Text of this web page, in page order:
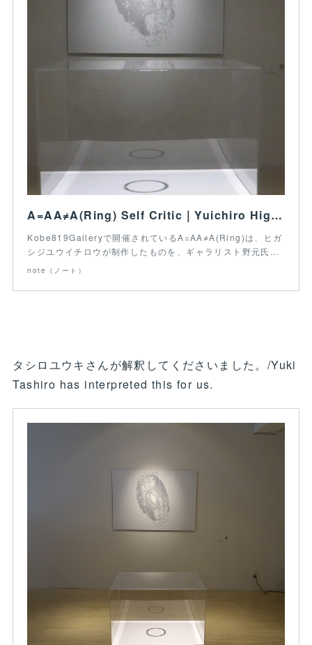
A=AA≠A(Ring) Self Critic｜Yuichiro Higshiji_write｜note
Kobe819Galleryで開催されているA=AA≠A(Ring)は、ヒガ
シジユウイチロウが制作したものを、ギャラリスト野元氏…
note（ノート）
タシロユウキさんが解釈してくださいました。/Yuki
Tashiro has interpreted this for us.